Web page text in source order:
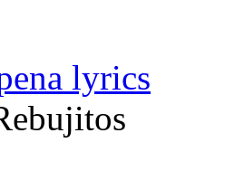
lyrics